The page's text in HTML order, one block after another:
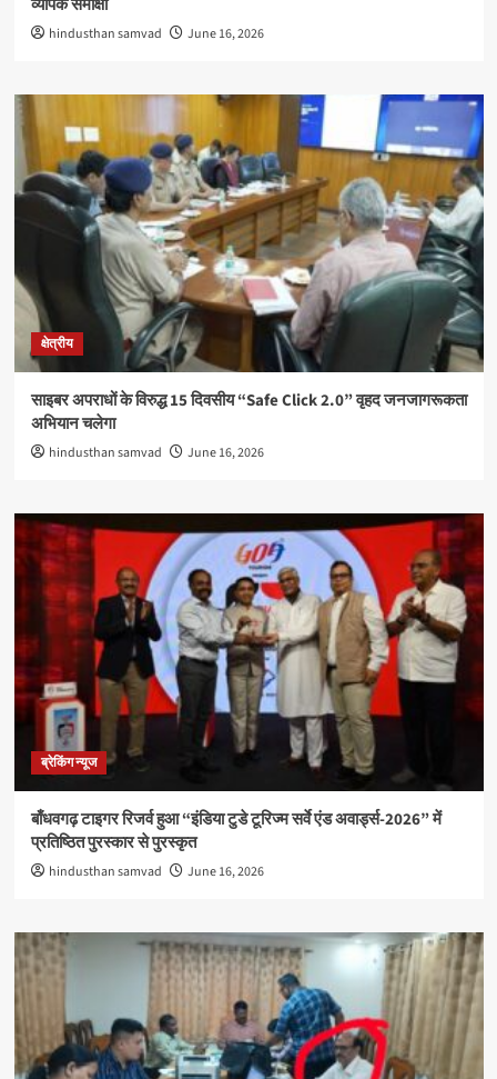
व्यापक समीक्षा
hindusthan samvad June 16, 2026
क्षेत्रीय
साइबर अपराधों के विरुद्ध 15 दिवसीय “Safe Click 2.0” वृहद जनजागरूकता
अभियान चलेगा
hindusthan samvad June 16, 2026
ब्रेकिंग न्यूज
बाँधवगढ़ टाइगर रिजर्व हुआ “इंडिया टुडे टूरिज्म सर्वे एंड अवार्ड्स-2026” में
प्रतिष्ठित पुरस्कार से पुरस्कृत
hindusthan samvad June 16, 2026